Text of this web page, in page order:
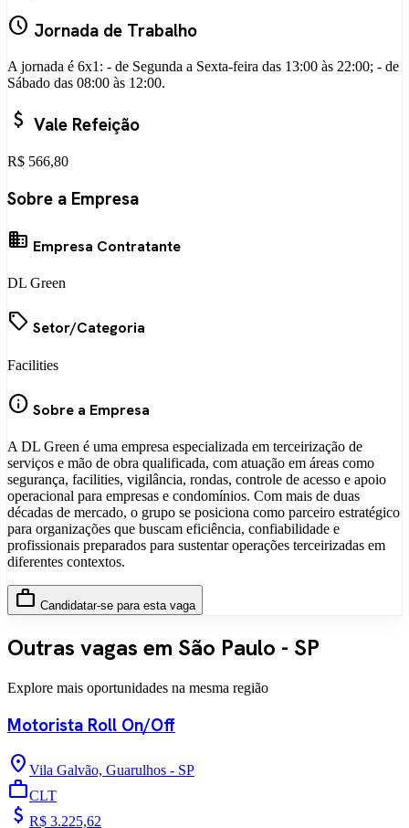
schedule Jornada de Trabalho
A jornada é 6x1: - de Segunda a Sexta-feira das 13:00 às 22:00; - de
Sábado das 08:00 às 12:00.
attach_money Vale Refeição
R$ 566,80
Sobre a Empresa
business Empresa Contratante
DL Green
local_offer Setor/Categoria
Facilities
info Sobre a Empresa
A DL Green é uma empresa especializada em terceirização de
serviços e mão de obra qualificada, com atuação em áreas como
segurança, facilities, vigilância, rondas, controle de acesso e apoio
operacional para empresas e condomínios. Com mais de duas
décadas de mercado, o grupo se posiciona como parceiro estratégico
para organizações que buscam eficiência, confiabilidade e
profissionais preparados para sustentar operações terceirizadas em
diferentes contextos.
work Candidatar-se para esta vaga
Outras vagas em São Paulo - SP
Explore mais oportunidades na mesma região
Motorista Roll On/Off
location_on Vila Galvão, Guarulhos - SP
workCLT
attach_money R$ 3.225,62